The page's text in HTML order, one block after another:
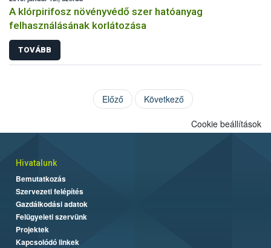
A klórpirifosz növényvédő szer hatóanyag
felhasználásának korlátozása
TOVÁBB
Előző Következő
Cookie beállítások
Hivatalunk
Bemutatkozás
Szervezeti felépítés
Gazdálkodási adatok
Felügyeleti szervünk
Projektek
Kapcsolódó linkek